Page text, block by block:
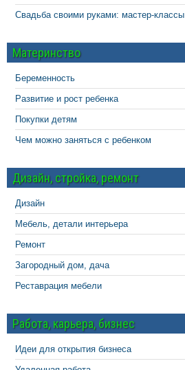
Свадьба своими руками: мастер-классы
Материнство
Беременность
Развитие и рост ребенка
Покупки детям
Чем можно заняться с ребенком
Дизайн, стройка, ремонт
Дизайн
Мебель, детали интерьера
Ремонт
Загородный дом, дача
Реставрация мебели
Работа, карьера, бизнес
Идеи для открытия бизнеса